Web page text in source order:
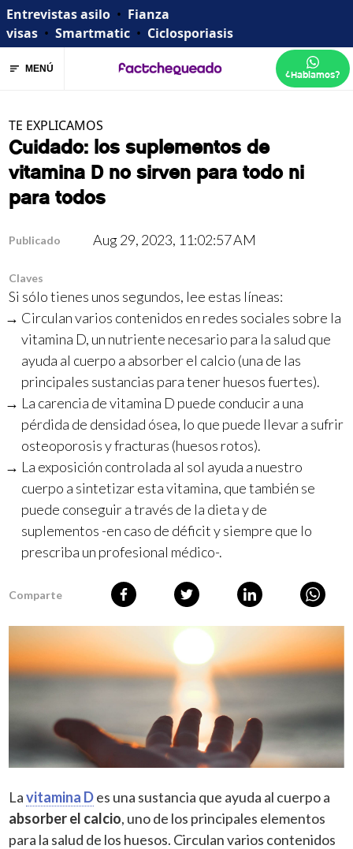
Entrevistas asilo • Fianza
visas • Smartmatic • Ciclosporiasis
MENÚ ¿Hablamos?
TE EXPLICAMOS
Cuidado: los suplementos de
vitamina D no sirven para todo ni
para todos
Publicado Aug 29, 2023, 11:02:57 AM
Claves
Si sólo tienes unos segundos, lee estas líneas:
Circulan varios contenidos en redes sociales sobre la
vitamina D, un nutriente necesario para la salud que
ayuda al cuerpo a absorber el calcio (una de las
principales sustancias para tener huesos fuertes).
La carencia de vitamina D puede conducir a una
pérdida de densidad ósea, lo que puede llevar a sufrir
osteoporosis y fracturas (huesos rotos).
La exposición controlada al sol ayuda a nuestro
cuerpo a sintetizar esta vitamina, que también se
puede conseguir a través de la dieta y de
suplementos -en caso de déficit y siempre que lo
prescriba un profesional médico-.
Comparte
Lavitamina Des una sustancia que ayuda al cuerpo a
absorber el calcio, uno de los principales elementos
para la salud de los huesos. Circulan varios contenidos